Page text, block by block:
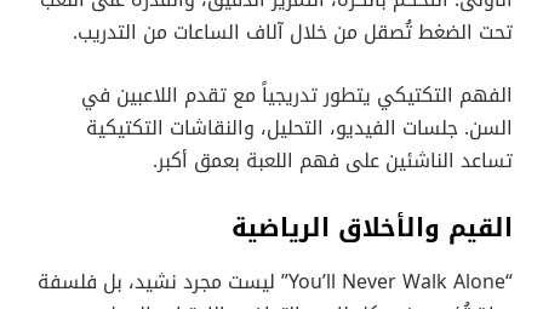
تحت الضغط تُصقل من خلال آلاف الساعات من التدريب.
الفهم التكتيكي يتطور تدريجياً مع تقدم اللاعبين في
السن. جلسات الفيديو، التحليل، والنقاشات التكتيكية
تساعد الناشئين على فهم اللعبة بعمق أكبر.
القيم والأخلاق الرياضية
“You’ll Never Walk Alone” ليست مجرد نشيد، بل فلسفة